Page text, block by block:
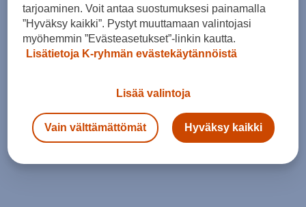
tarjoaminen. Voit antaa suostumuksesi painamalla
”Hyväksy kaikki”. Pystyt muuttamaan valintojasi
myöhemmin ”Evästeasetukset”-linkin kautta.
Lisätietoja K-ryhmän evästekäytännöistä
Lisää valintoja
Vain välttämättömät Hyväksy kaikki